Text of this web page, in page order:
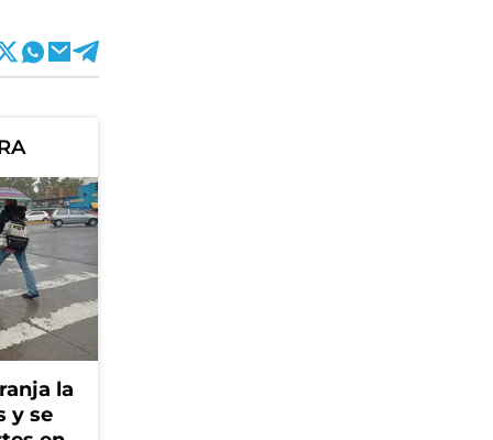
la
y se